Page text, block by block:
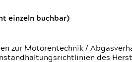
einzeln buchbar)
zur Motorentechnik /
des